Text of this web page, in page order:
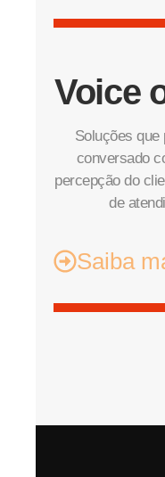
Voice
Soluções que
conversado
percepção do
de
Saiba